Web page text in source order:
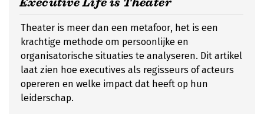
Theater is meer dan een metafoor, het is een
krachtige methode om persoonlijke en
organisatorische situaties te analyseren. Dit artikel
laat zien hoe executives als regisseurs of acteurs
opereren en welke impact dat heeft op hun
leiderschap.